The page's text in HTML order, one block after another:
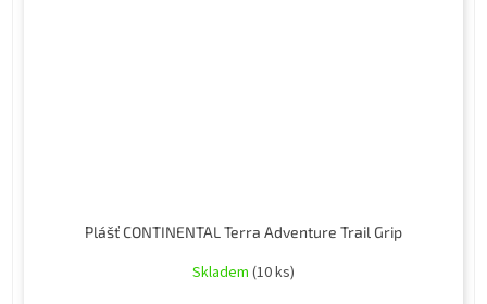
Plášť CONTINENTAL Terra Adventure Trail Grip
Skladem (10 ks)